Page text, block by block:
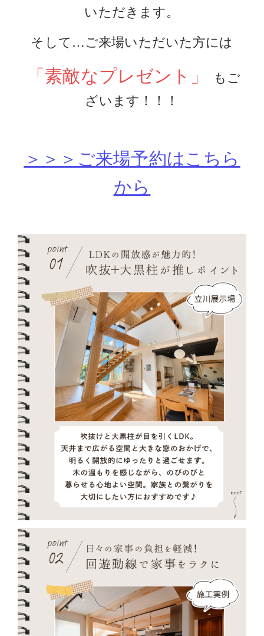
いただきます。
そして…ご来場いただいた方には
「素敵なプレゼント」
もご
ざいます！！！
＞＞＞ご来場予約はこちら
から